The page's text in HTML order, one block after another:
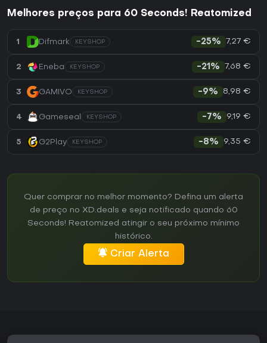
Melhores preços para 60 Seconds! Reatomized
1 Difmark KEYSHOP -25% 7,27 €
2 Eneba KEYSHOP -21% 7,68 €
3 GAMIVO KEYSHOP -9% 8,98 €
4 Gameseal KEYSHOP -7% 9,19 €
5 G2Play KEYSHOP -8% 9,35 €
Quer comprar no melhor momento? Defina um alerta
de preço no XD.deals e seja notificado quando 60
Seconds! Reatomized atingir o seu próximo mínimo
histórico.
Criar Alerta